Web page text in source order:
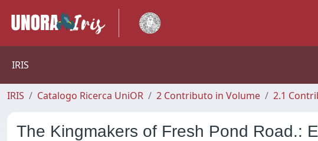
IRIS
IRIS Catalogo Ricerca UniOR 2 Contributo in Volume 2.1
The Kingmakers of Fresh Pond Road.: